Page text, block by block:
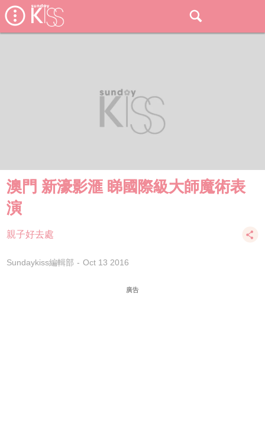
澳門 新濠影滙 睇國際級大師魔術表
演
親子好去處
Sundaykiss編輯部 Oct 13 2016
廣告